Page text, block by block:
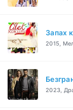
Запах
2015,
2023,